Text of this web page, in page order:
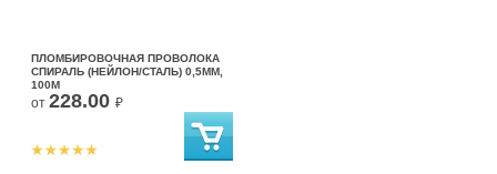
ПЛОМБИРОВОЧНАЯ ПРОВОЛОКА
СПИРАЛЬ (НЕЙЛОН/СТАЛЬ) 0,5ММ,
100М
от 228.00 ₽